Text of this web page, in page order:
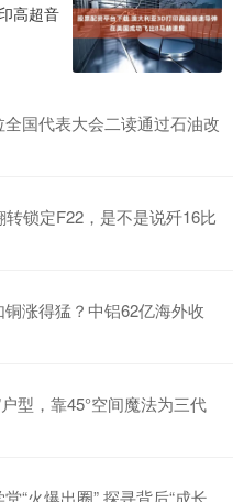
高超音
国代表大会二读通过石油改
锁定F22，是不是说歼16比
涨得猛？中铝62亿海外收
型，靠45°空间魔法为三代
“火爆出圈” 探寻背后“成长